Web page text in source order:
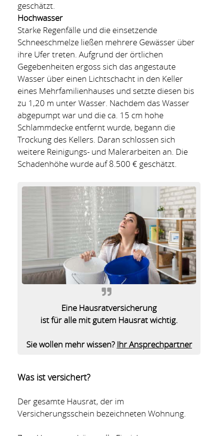
geschätzt.
Hochwasser
Starke Regenfälle und die einsetzende
Schneeschmelze ließen mehrere Gewässer über
ihre Ufer treten. Aufgrund der örtlichen
Gegebenheiten ergoss sich das angestaute
Wasser über einen Lichtschacht in den Keller
eines Mehrfamilienhauses und setzte diesen bis
zu 1,20 m unter Wasser. Nachdem das Wasser
abgepumpt war und die ca. 15 cm hohe
Schlammdecke entfernt wurde, begann die
Trockung des Kellers. Daran schlossen sich
weitere Reinigungs- und Malerarbeiten an. Die
Schadenhöhe wurde auf 8.500 € geschätzt.
Eine Hausratversicherung
ist für alle mit gutem Hausrat wichtig.
Sie wollen mehr wissen?Ihr Ansprechpartner
Was ist versichert?
Der gesamte Hausrat, der im
Versicherungsschein bezeichneten Wohnung.